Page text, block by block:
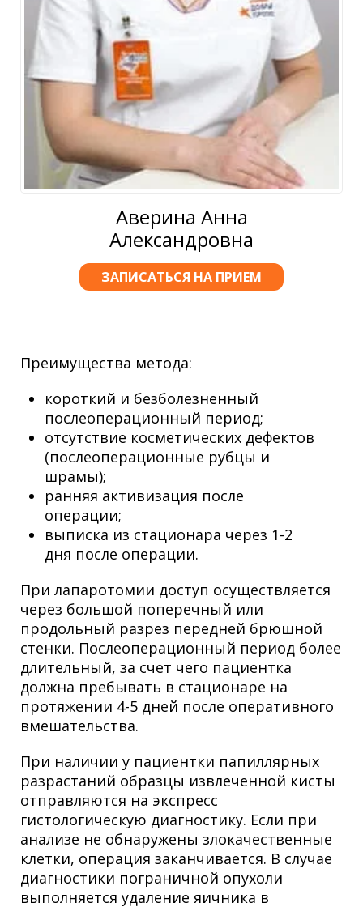
Аверина Анна
Александровна
ЗАПИСАТЬСЯ НА ПРИЕМ
Преимущества метода:
короткий и безболезненный
послеоперационный период;
отсутствие косметических дефектов
(послеоперационные рубцы и
шрамы);
ранняя активизация после
операции;
выписка из стационара через 1-2
дня после операции.
При лапаротомии доступ осуществляется
через большой поперечный или
продольный разрез передней брюшной
стенки. Послеоперационный период более
длительный, за счет чего пациентка
должна пребывать в стационаре на
протяжении 4-5 дней после оперативного
вмешательства.
При наличии у пациентки папиллярных
разрастаний образцы извлеченной кисты
отправляются на экспресс
гистологическую диагностику. Если при
анализе не обнаружены злокачественные
клетки, операция заканчивается. В случае
диагностики пограничной опухоли
выполняется удаление яичника в